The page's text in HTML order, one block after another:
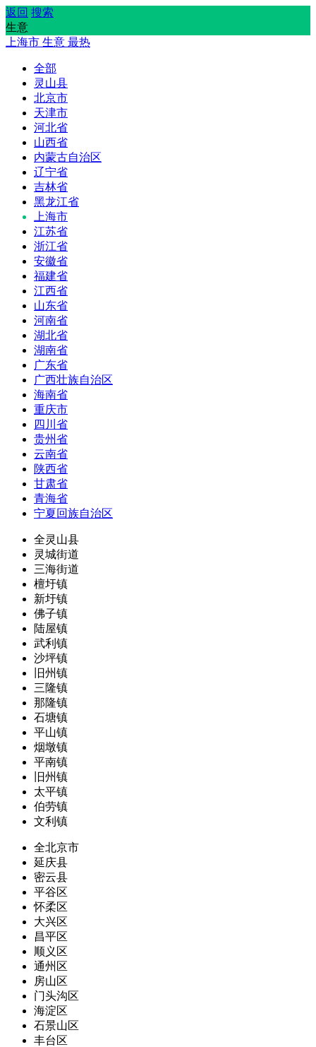
返回 搜索
生意
上海市 生意 最热
全部
灵山县
北京市
天津市
河北省
山西省
内蒙古自治区
辽宁省
吉林省
黑龙江省
上海市
江苏省
浙江省
安徽省
福建省
江西省
山东省
河南省
湖北省
湖南省
广东省
广西壮族自治区
海南省
重庆市
四川省
贵州省
云南省
陕西省
甘肃省
青海省
宁夏回族自治区
全灵山县
灵城街道
三海街道
檀圩镇
新圩镇
佛子镇
陆屋镇
武利镇
沙坪镇
旧州镇
三隆镇
那隆镇
石塘镇
平山镇
烟墩镇
平南镇
旧州镇
太平镇
伯劳镇
文利镇
全北京市
延庆县
密云县
平谷区
怀柔区
大兴区
昌平区
顺义区
通州区
房山区
门头沟区
海淀区
石景山区
丰台区